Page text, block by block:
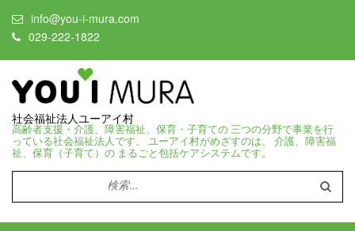
info@you-i-mura.com
029-222-1822
社会福祉法人ユーアイ村
高齢者支援・介護、障害福祉、保育・子育ての 三つの分野で事業を行
っている社会福祉法人です。 ユーアイ村がめざすのは、 介護、障害福
祉、保育（子育て）の まるごと包括ケアシステムです。
検
索: